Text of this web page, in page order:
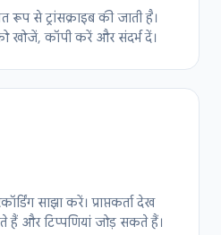
रूप से ट्रांसक्राइब की जाती है।
खोजें, कॉपी करें और संदर्भ दें।
साझा करें। प्राप्तकर्ता देख
हैं और टिप्पणियां जोड़ सकते हैं।